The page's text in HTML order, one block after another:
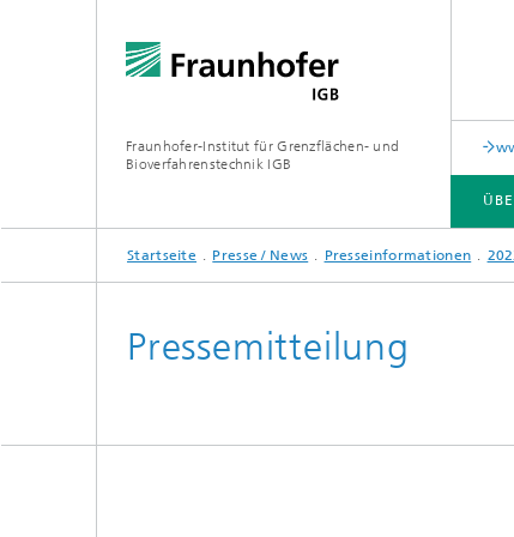
Fraunhofer-Institut für Grenzflächen- und
Bioverfahrenstechnik IGB
ÜBER UNS
ZUSAMMENARBEIT
FORSCHUNG
ANALYTIK / PRÜFUNG
PUBLIKATIONEN
Startseite Presse / News Presseinformationen
Pressemitteilung